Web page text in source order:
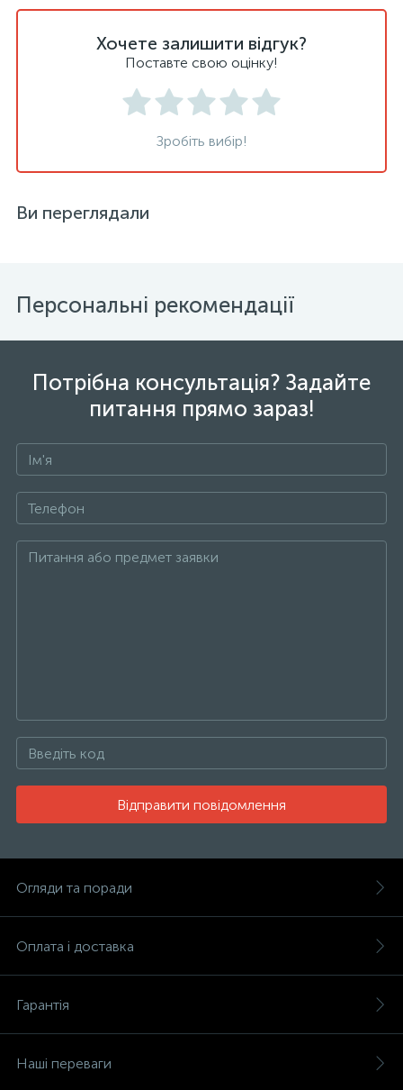
Хочете залишити відгук?
Поставте свою оцінку!
Зробіть вибір!
Ви переглядали
Персональні рекомендації
Потрібна консультація? Задайте
питання прямо зараз!
Відправити повідомлення
Огляди та поради
Оплата і доставка
Гарантія
Наші переваги